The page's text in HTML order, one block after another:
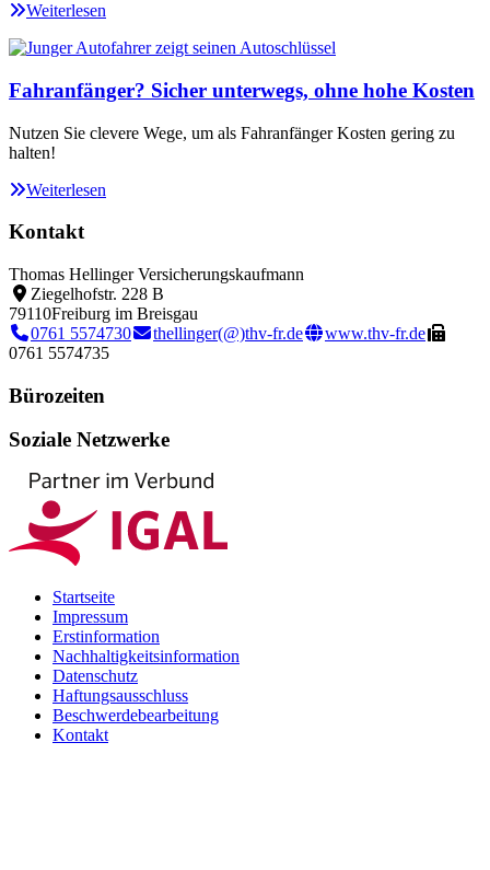
Weiterlesen
Fahranfänger? Sicher unterwegs, ohne hohe Kosten
Nutzen Sie clevere Wege, um als Fahranfänger Kosten gering zu
halten!
Weiterlesen
Kontakt
Thomas Hellinger Versicherungskaufmann
Ziegelhofstr. 228 B
79110Freiburg im Breisgau
0761 5574730
thellinger(@)thv-fr.de
www.thv-fr.de
0761 5574735
Bürozeiten
Soziale Netzwerke
Startseite
Impressum
Erstinformation
Nachhaltigkeitsinformation
Datenschutz
Haftungsausschluss
Beschwerdebearbeitung
Kontakt